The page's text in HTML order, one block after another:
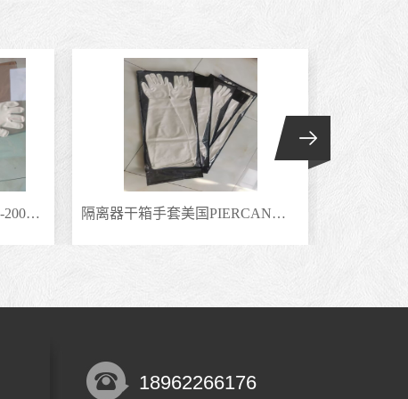
隔离器干箱手套美国PIERCAN皮尔坎 CSM氯磺化聚乙烯合成橡胶手套8Y1532 隔离器手套美国皮尔康CSM材质耐撕裂干箱手套防蒸汽气体7Y1532-9.7
18962266176